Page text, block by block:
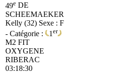
49e DE
SCHEEMAEKER
Kelly (32) Sexe : F
- Catégorie :
1 er
M2 FIT
OXYGENE
RIBERAC
03:18:30